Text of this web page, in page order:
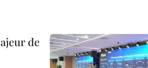
de